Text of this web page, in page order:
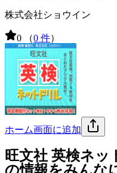
株式会社ショウイン
0 （0 件）
ホーム画面に追加
旺文社 英検ネッ